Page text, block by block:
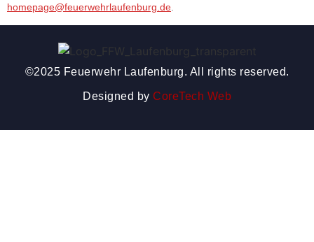
homepage@feuerwehrlaufenburg.de
©2025 Feuerwehr Laufenburg. All rights reserved.
Designed by CoreTech Web